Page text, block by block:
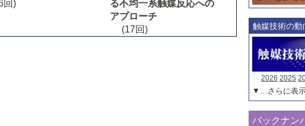
回)
る不均一系触媒反応への
アプローチ
(17回)
マーク：
触媒技術の動
2026 2025
▼…さらに表
バックナン